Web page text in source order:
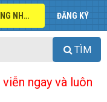
ĐĂNG NHẬP ĐĂNG KÝ
TÌM
ngay và luôn